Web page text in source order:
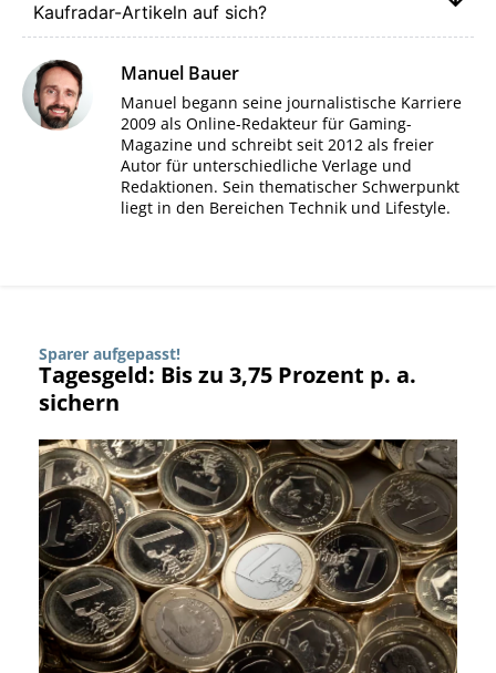
Kaufradar-Artikeln auf sich?
Manuel Bauer
Manuel begann seine journalistische Karriere
2009 als Online-Redakteur für Gaming-
Magazine und schreibt seit 2012 als freier
Autor für unterschiedliche Verlage und
Redaktionen. Sein thematischer Schwerpunkt
liegt in den Bereichen Technik und Lifestyle.
Sparer aufgepasst!
Tagesgeld: Bis zu 3,75 Prozent p. a.
sichern